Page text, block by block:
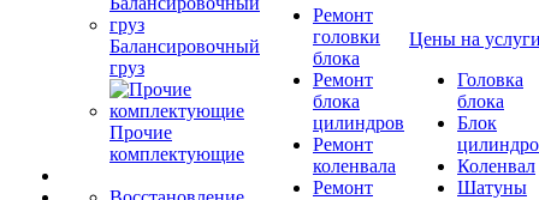
Балансировочный
груз
Прочие
комплектующие
Ремонт
головки
блока
Ремонт
блока
цилиндров
Ремонт
коленвала
Ремонт
Цены на
Головка
блока
Блок
Коленвал
Шатуны